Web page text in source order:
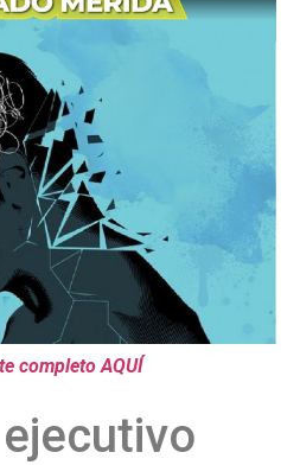
completo AQUÍ